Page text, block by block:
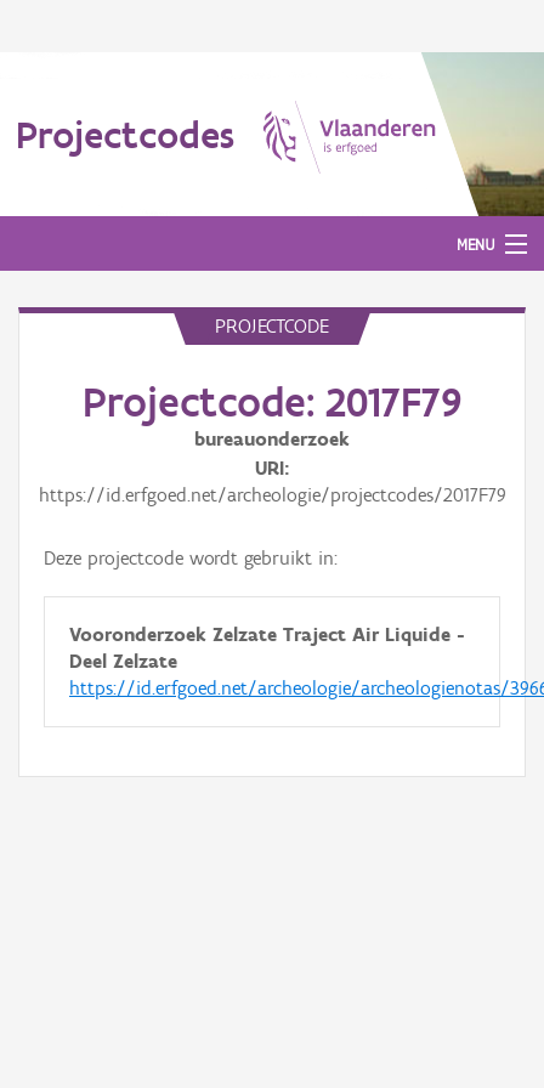
Projectcodes
MENU
PROJECTCODE
Projectcode: 2017F79
bureauonderzoek
URI
https://id.erfgoed.net/archeologie/projectcodes/2017F79
Deze projectcode wordt gebruikt in:
Vooronderzoek Zelzate Traject Air Liquide -
Deel Zelzate
https://id.erfgoed.net/archeologie/archeologienotas/